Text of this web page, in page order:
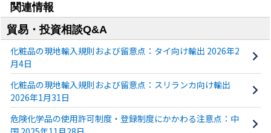
関連情報
貿易・投資相談Q&A
化粧品の現地輸入規則および留意点：タイ向け輸出 2026年2
月4日
化粧品の現地輸入規則および留意点：スリランカ向け輸出
2026年1月31日
危険化学品の使用許可制度・登録制度にかかわる注意点：中